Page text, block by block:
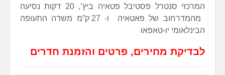
המרכזי סנטרל פסטיבל פטאיה ביץ’, 20 דקות נסיעה
מהמדרחוב של פאטאיה ו- 27 ק”מ משדה התעופה
הבינלאומי יו-טאפאו
לבדיקת מחירים, פרטים והזמנת חדרים